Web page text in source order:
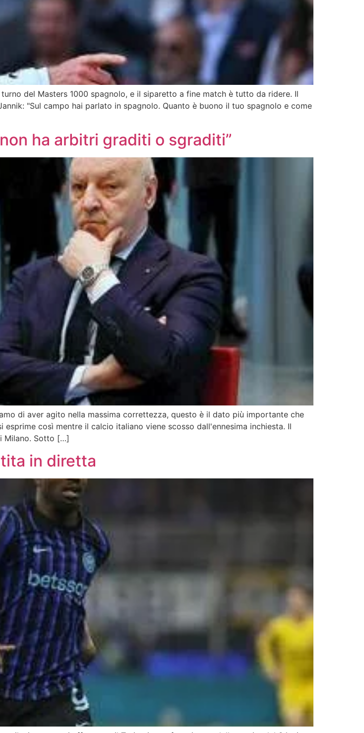
del Masters 1000 spagnolo, e il siparetto a fine match è tutto da ridere. Il
"Sul campo hai parlato in spagnolo. Quanto è buono il tuo spagnolo e come
ha arbitri graditi o sgraditi”
di aver agito nella massima correttezza, questo è il dato più importante che
così mentre il calcio italiano viene scosso dall'ennesima inchiesta. Il
Milano. Sotto […]
in diretta